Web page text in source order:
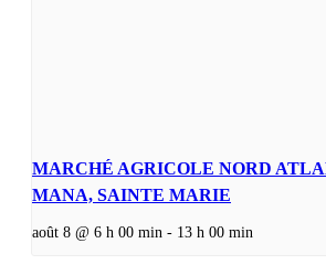
MARCHÉ AGRICOLE NORD
MANA, SAINTE MARIE
août 8 @ 6 h 00 min - 13 h 00 min